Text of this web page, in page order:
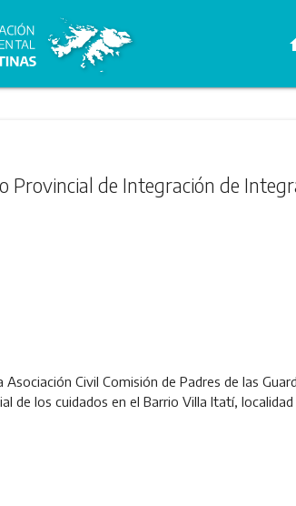
Provincial de Integración de
Civil Comisión de Padres de las
de los cuidados en el Barrio Villa Itatí,